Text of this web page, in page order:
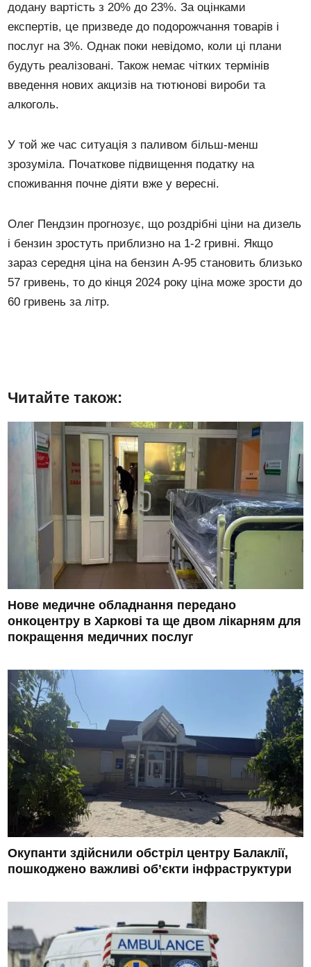
додану вартість з 20% до 23%. За оцінками
експертів, це призведе до подорожчання товарів і
послуг на 3%. Однак поки невідомо, коли ці плани
будуть реалізовані. Також немає чітких термінів
введення нових акцизів на тютюнові вироби та
алкоголь.
У той же час ситуація з паливом більш-менш
зрозуміла. Початкове підвищення податку на
споживання почне діяти вже у вересні.
Олег Пендзин прогнозує, що роздрібні ціни на дизель
і бензин зростуть приблизно на 1-2 гривні. Якщо
зараз середня ціна на бензин А-95 становить близько
57 гривень, то до кінця 2024 року ціна може зрости до
60 гривень за літр.
Читайте також:
Нове медичне обладнання передано
онкоцентру в Харкові та ще двом лікарням для
покращення медичних послуг
Окупанти здійснили обстріл центру Балаклії,
пошкоджено важливі об’єкти інфраструктури